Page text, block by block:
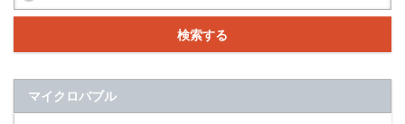
検索する
マイクロバブル